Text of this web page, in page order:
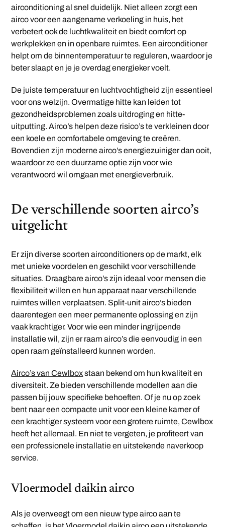
airconditioning al snel duidelijk. Niet alleen zorgt een
airco voor een aangename verkoeling in huis, het
verbetert ook de luchtkwaliteit en biedt comfort op
werkplekken en in openbare ruimtes. Een airconditioner
helpt om de binnentemperatuur te reguleren, waardoor je
beter slaapt en je je overdag energieker voelt.
De juiste temperatuur en luchtvochtigheid zijn essentieel
voor ons welzijn. Overmatige hitte kan leiden tot
gezondheidsproblemen zoals uitdroging en hitte-
uitputting. Airco’s helpen deze risico’s te verkleinen door
een koele en comfortabele omgeving te creëren.
Bovendien zijn moderne airco’s energiezuiniger dan ooit,
waardoor ze een duurzame optie zijn voor wie
verantwoord wil omgaan met energieverbruik.
De verschillende soorten airco’s
uitgelicht
Er zijn diverse soorten airconditioners op de markt, elk
met unieke voordelen en geschikt voor verschillende
situaties. Draagbare airco’s zijn ideaal voor mensen die
flexibiliteit willen en hun apparaat naar verschillende
ruimtes willen verplaatsen. Split-unit airco’s bieden
daarentegen een meer permanente oplossing en zijn
vaak krachtiger. Voor wie een minder ingrijpende
installatie wil, zijn er raam airco’s die eenvoudig in een
open raam geïnstalleerd kunnen worden.
Airco’s van Cewlboxstaan bekend om hun kwaliteit en
diversiteit. Ze bieden verschillende modellen aan die
passen bij jouw specifieke behoeften. Of je nu op zoek
bent naar een compacte unit voor een kleine kamer of
een krachtiger systeem voor een grotere ruimte, Cewlbox
heeft het allemaal. En niet te vergeten, je profiteert van
een professionele installatie en uitstekende naverkoop
service.
Vloermodel daikin airco
Als je overweegt om een nieuw type airco aan te